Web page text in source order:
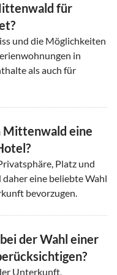
für
und die Möglichkeiten
in
als auch für
Mittenwald eine
Platz und
eine beliebte Wahl
bevorzugen.
der Wahl einer
Unterkunft,